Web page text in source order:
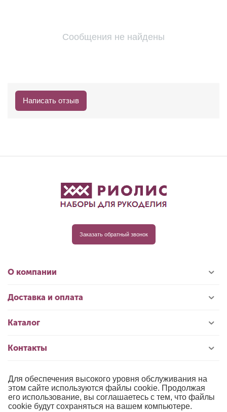
Сообщения не найдены
Написать отзыв
Заказать обратный звонок
О компании
Доставка и оплата
Каталог
Контакты
© 1996-2026 «РИОЛИС»
Публичная оферта
Для обеспечения высокого уровня обслуживания на
этом сайте используются файлы cookie. Продолжая
его использование, вы соглашаетесь с тем, что файлы
cookie будут сохраняться на вашем компьютере.